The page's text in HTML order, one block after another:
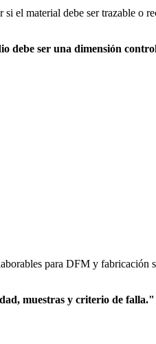
si el material debe ser trazable o
debe ser una dimensión
para DFM y fabricación
muestras y criterio de falla."